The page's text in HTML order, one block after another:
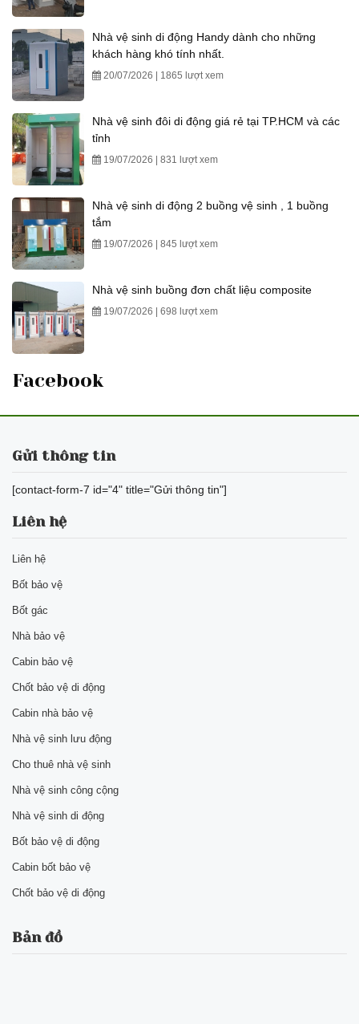
Nhà vệ sinh di động Handy dành cho những
khách hàng khó tính nhất.
20/07/2026 | 1865 lượt xem
Nhà vệ sinh đôi di động giá rẻ tại TP.HCM và các
tỉnh
19/07/2026 | 831 lượt xem
Nhà vệ sinh di động 2 buồng vệ sinh , 1 buồng
tắm
19/07/2026 | 845 lượt xem
Nhà vệ sinh buồng đơn chất liệu composite
19/07/2026 | 698 lượt xem
Facebook
Gửi thông tin
[contact-form-7 id="4" title="Gửi thông tin"]
Liên hệ
Liên hệ
Bốt bảo vệ
Bốt gác
Nhà bảo vệ
Cabin bảo vệ
Chốt bảo vệ di động
Cabin nhà bảo vệ
Nhà vệ sinh lưu động
Cho thuê nhà vệ sinh
Nhà vệ sinh công cộng
Nhà vệ sinh di động
Bốt bảo vệ di động
Cabin bốt bảo vệ
Chốt bảo vệ di động
Bản đồ